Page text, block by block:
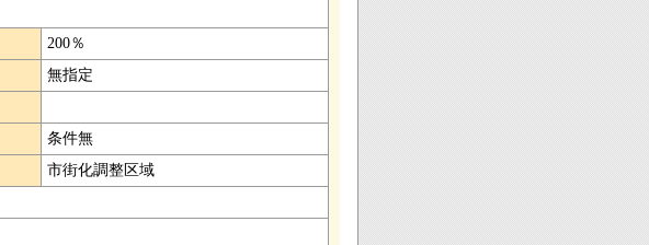
200％
無指定
条件無
市街化調整区域